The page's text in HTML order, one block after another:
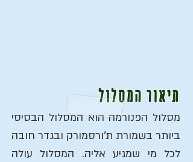
תיאור המסלול
מסלול הפנורמה הוא המסלול הבסיסי
ביותר בשמורת ת'ורסמורק ובגדר חובה
לכל מי שמגיע אליה. המסלול עולה